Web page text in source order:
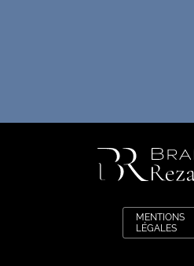
MENTIONS
LÉGALES